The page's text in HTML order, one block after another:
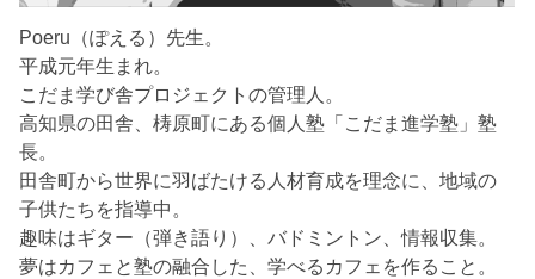
Poeru（ぽえる）先生。
平成元年生まれ。
こだま学び舎プロジェクトの管理人。
高知県の田舎、梼原町にある個人塾「こだま進学塾」塾
長。
田舎町から世界に羽ばたける人材育成を理念に、地域の
子供たちを指導中。
趣味はギター（弾き語り）、バドミントン、情報収集。
夢はカフェと塾の融合した、学べるカフェを作ること。